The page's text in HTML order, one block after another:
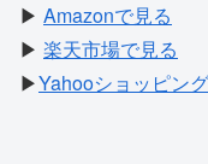
▶ Amazonで見る
▶ 楽天市場で見る
▶Yahooショッピン